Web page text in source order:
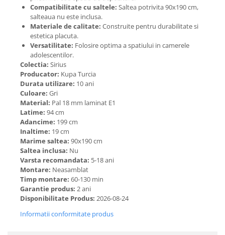
Compatibilitate cu saltele: Saltea potrivita 90x190 cm,
salteaua nu este inclusa.
Materiale de calitate: Construite pentru durabilitate si
estetica placuta.
Versatilitate: Folosire optima a spatiului in camerele
adolescentilor.
Colectia: Sirius
Producator: Kupa Turcia
Durata utilizare: 10 ani
Culoare: Gri
Material: Pal 18 mm laminat E1
Latime: 94 cm
Adancime: 199 cm
Inaltime: 19 cm
Marime saltea: 90x190 cm
Saltea inclusa: Nu
Varsta recomandata: 5-18 ani
Montare: Neasamblat
Timp montare: 60-130 min
Garantie produs: 2 ani
Disponibilitate Produs: 2026-08-24
Informatii conformitate produs